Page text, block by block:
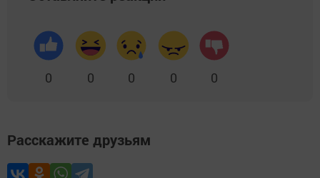
0 0 0 0 0
Расскажите друзьям